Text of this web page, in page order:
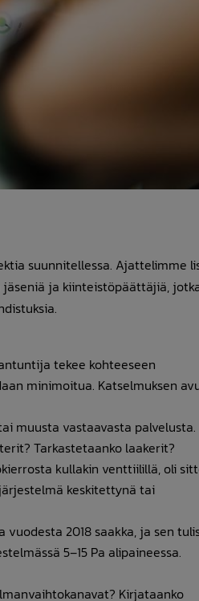
suunnitellessa. Ajattelimme
ja kiinteistöpäättäjiä,
tekee kohteeseen
minimoitua. Katselmuksen
muusta vastaavasta palvelusta.
Tarkastetaanko laakerit?
kullakin venttiilillä, oli
keskitettynä tai
2018 saakka, ja sen
5–15 Pa alipaineessa.
Kirjataanko